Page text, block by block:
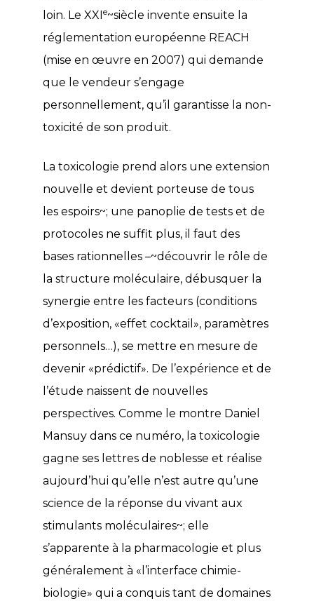
loin. Le XXIe~siècle invente ensuite la
réglementation européenne REACH
(mise en œuvre en 2007) qui demande
que le vendeur s’engage
personnellement, qu’il garantisse la non-
toxicité de son produit.
La toxicologie prend alors une extension
nouvelle et devient porteuse de tous
les espoirs~; une panoplie de tests et de
protocoles ne suffit plus, il faut des
bases rationnelles –~découvrir le rôle de
la structure moléculaire, débusquer la
synergie entre les facteurs (conditions
d’exposition, «effet cocktail», paramètres
personnels…), se mettre en mesure de
devenir «prédictif». De l’expérience et de
l’étude naissent de nouvelles
perspectives. Comme le montre Daniel
Mansuy dans ce numéro, la toxicologie
gagne ses lettres de noblesse et réalise
aujourd’hui qu’elle n’est autre qu’une
science de la réponse du vivant aux
stimulants moléculaires~; elle
s’apparente à la pharmacologie et plus
généralement à «l’interface chimie-
biologie» qui a conquis tant de domaines